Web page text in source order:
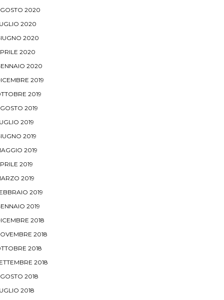
2020
2020
2020
2020
2020
2019
2019
2019
2019
2019
2019
2019
2019
2019
2019
2018
2018
2018
2018
2018
2018